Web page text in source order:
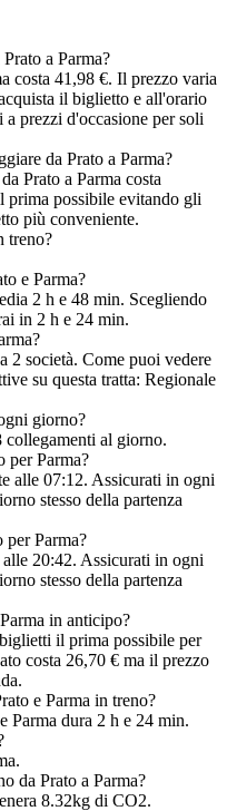
a Parma?
costa 41,98 €. Il prezzo varia
il biglietto e all'orario
prezzi d'occasione per soli
da Prato a Parma?
Prato a Parma costa
prima possibile evitando gli
più conveniente.
treno?
e Parma?
2 h e 48 min. Scegliendo
in 2 h e 24 min.
2 società. Come puoi vedere
su questa tratta: Regionale
giorno?
collegamenti al giorno.
per Parma?
alle 07:12. Assicurati in ogni
stesso della partenza
per Parma?
20:42. Assicurati in ogni
stesso della partenza
in anticipo?
il prima possibile per
costa 26,70 € ma il prezzo
e Parma in treno?
Parma dura 2 h e 24 min.
da Prato a Parma?
8.32kg di CO2.